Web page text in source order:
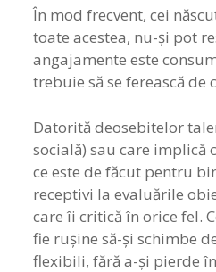
În mod frecvent, cei
toate acestea, nu-şi pot
angajamente este
trebuie să se ferească
Datorită deosebitelor
socială) sau care implică
ce este de făcut pentru
receptivi la evaluările
care îi critică în orice fel.
fie ruşine să-şi schimbe
flexibili, fără a-şi pierde